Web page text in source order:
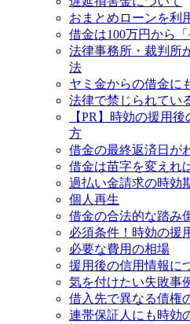
おまとめローンを利
借金は100万円から「
法律事務所・裁判所
法
ヤミ金からの借金に
法律で禁じられてい
【PR】時効の援用
方
借金の最終返済日が
借金は苗字を変えれ
過払い金請求の時効
個人再生
借金の合法的な踏み
必須条件！時効の援
必要な費用の相場
援用後の信用情報に
気を付けたい失敗事
借入先で異なる債権
連帯保証人にも時効